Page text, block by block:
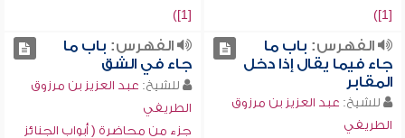
[1])
[1])
الفهرس: باب ما
جاء فيما يقال إذا دخل
المقابر
للشيخ: عبد العزيز بن مرزوق
الطريفي
الفهرس: باب ما
جاء في الشق
للشيخ: عبد العزيز بن مرزوق
الطريفي
جزء من محاضرة ( أبواب الجنائز